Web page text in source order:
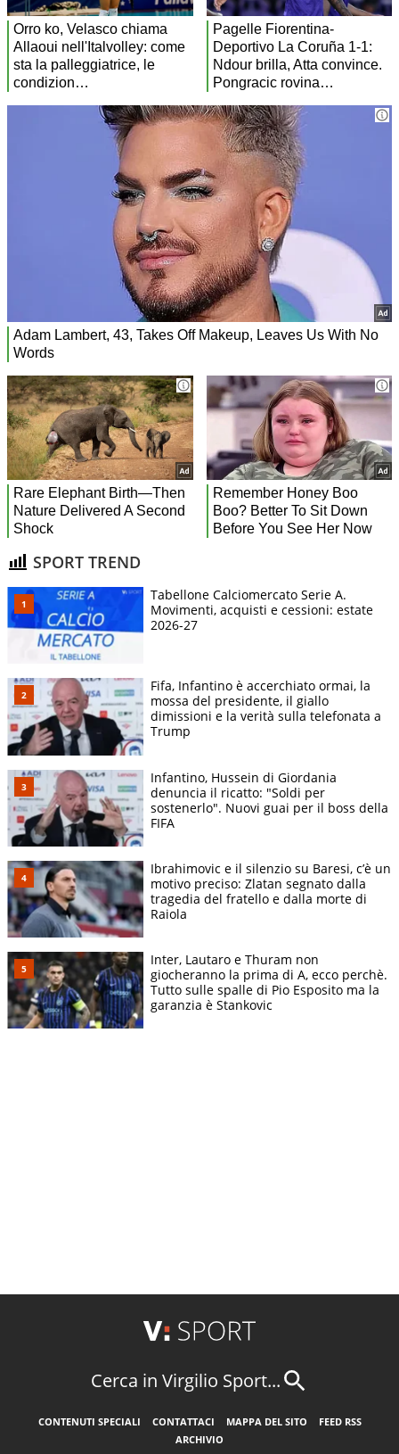
SPORT TREND
Tabellone Calciomercato Serie A.
Movimenti, acquisti e cessioni: estate
2026-27
Fifa, Infantino è accerchiato ormai, la
mossa del presidente, il giallo
dimissioni e la verità sulla telefonata a
Trump
Infantino, Hussein di Giordania
denuncia il ricatto: "Soldi per
sostenerlo". Nuovi guai per il boss della
FIFA
Ibrahimovic e il silenzio su Baresi, c’è un
motivo preciso: Zlatan segnato dalla
tragedia del fratello e dalla morte di
Raiola
Inter, Lautaro e Thuram non
giocheranno la prima di A, ecco perchè.
Tutto sulle spalle di Pio Esposito ma la
garanzia è Stankovic
Cerca in Virgilio Sport...
CONTENUTI SPECIALI CONTATTACI MAPPA DEL SITO
FEED RSS
ARCHIVIO